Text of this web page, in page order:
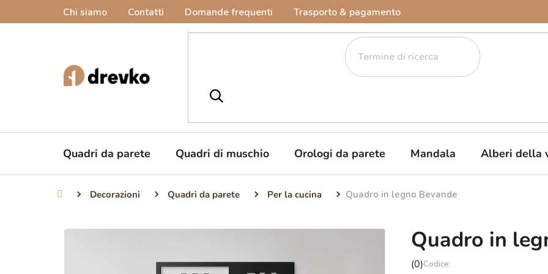
Chi siamo Contatti Domande frequenti Trasporto & pagamento
Quadri da parete Quadri di muschio Orologi da parete Mandala Alberi della
Casa Decorazioni Quadri da parete Per la cucina Quadro in legno Bevande
Quadro in
La
(0)